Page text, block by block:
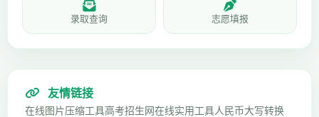
录取查询 志愿填报
友情链接
在线图片压缩工具高考招生网在线实用工具人民币大写转换